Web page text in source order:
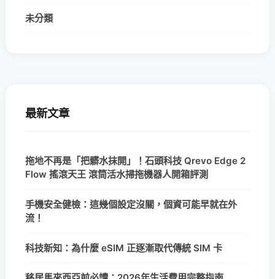
未分類
最新文章
拖地不再是「把髒水抹開」！石頭科技 Qrevo Edge 2
Flow 搖滾天王 滾筒活水掃拖機器人開箱評測
手機安全健檢：這幾個設定沒關，個資可能早就在外
流！
科技新知：為什麼 eSIM 正逐漸取代傳統 SIM 卡